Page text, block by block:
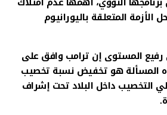
المتعلقة باليورانيوم
المستوى إن ترامب وافق على
المسألة هو تخفيض نسبة تخصيب
التخصيب داخل البلاد تحت إشراف